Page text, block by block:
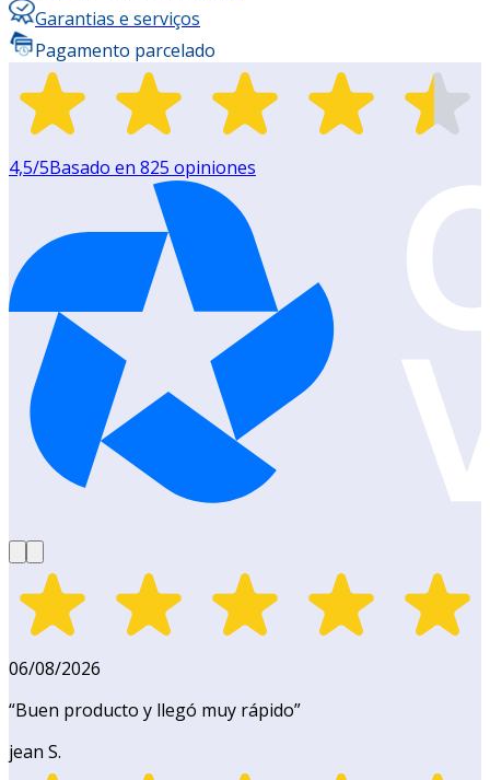
Garantias e serviços
Pagamento parcelado
4,5/5Basado en 825 opiniones
06/08/2026
“Buen producto y llegó muy rápido”
jean S.